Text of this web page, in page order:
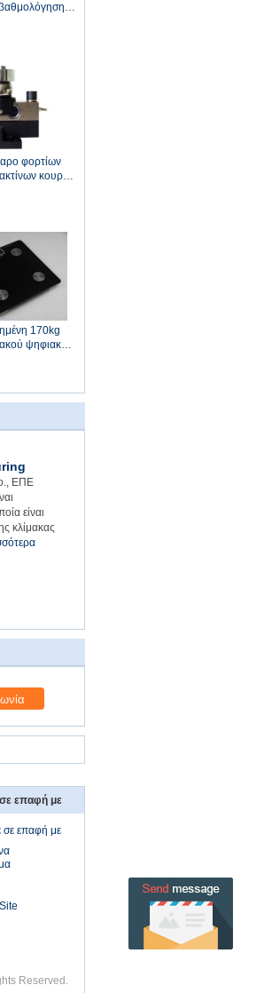
φορτίων
κουράς
170kg
ψηφιακή
ΕΠΕ
είναι
κλίμακας
επαφή με
σε επαφή με
Reserved.